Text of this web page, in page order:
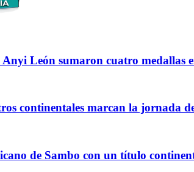
León sumaron cuatro medallas
continentales marcan la jornada
de Sambo con un título